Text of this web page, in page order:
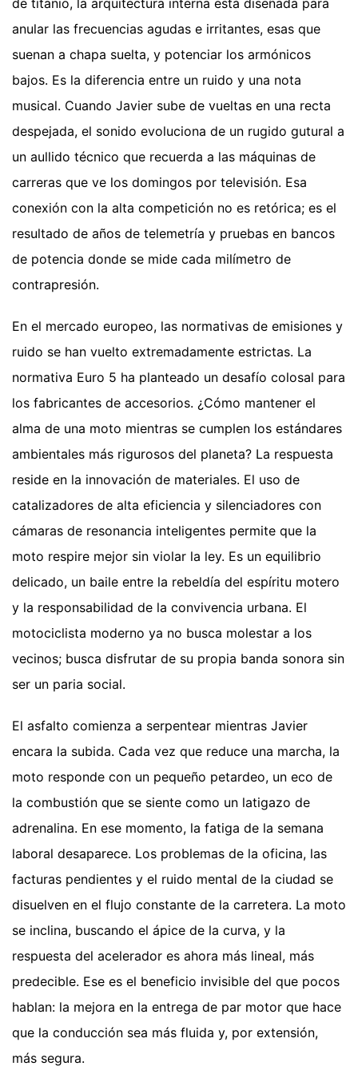
anular las frecuencias agudas e irritantes, esas que
suenan a chapa suelta, y potenciar los armónicos
bajos. Es la diferencia entre un ruido y una nota
musical. Cuando Javier sube de vueltas en una recta
despejada, el sonido evoluciona de un rugido gutural a
un aullido técnico que recuerda a las máquinas de
carreras que ve los domingos por televisión. Esa
conexión con la alta competición no es retórica; es el
resultado de años de telemetría y pruebas en bancos
de potencia donde se mide cada milímetro de
contrapresión.
En el mercado europeo, las normativas de emisiones y
ruido se han vuelto extremadamente estrictas. La
normativa Euro 5 ha planteado un desafío colosal para
los fabricantes de accesorios. ¿Cómo mantener el
alma de una moto mientras se cumplen los estándares
ambientales más rigurosos del planeta? La respuesta
reside en la innovación de materiales. El uso de
catalizadores de alta eficiencia y silenciadores con
cámaras de resonancia inteligentes permite que la
moto respire mejor sin violar la ley. Es un equilibrio
delicado, un baile entre la rebeldía del espíritu motero
y la responsabilidad de la convivencia urbana. El
motociclista moderno ya no busca molestar a los
vecinos; busca disfrutar de su propia banda sonora sin
ser un paria social.
El asfalto comienza a serpentear mientras Javier
encara la subida. Cada vez que reduce una marcha, la
moto responde con un pequeño petardeo, un eco de
la combustión que se siente como un latigazo de
adrenalina. En ese momento, la fatiga de la semana
laboral desaparece. Los problemas de la oficina, las
facturas pendientes y el ruido mental de la ciudad se
disuelven en el flujo constante de la carretera. La moto
se inclina, buscando el ápice de la curva, y la
respuesta del acelerador es ahora más lineal, más
predecible. Ese es el beneficio invisible del que pocos
hablan: la mejora en la entrega de par motor que hace
que la conducción sea más fluida y, por extensión,
más segura.